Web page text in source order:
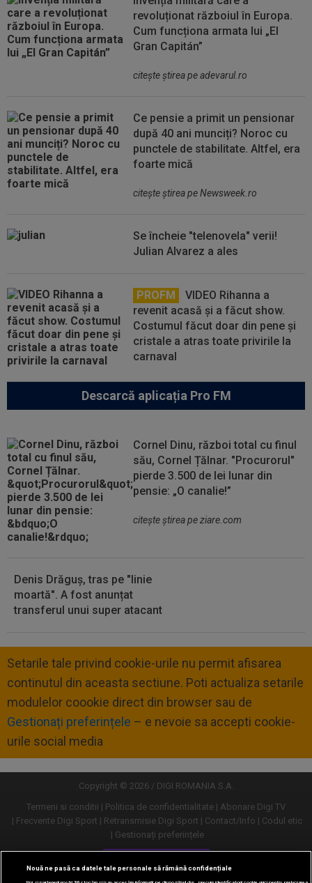
revoluționat războiul în Europa.
Cum funcționa armata lui „El
Gran Capitán”
citeşte ştirea pe adevarul.ro
Ce pensie a primit un pensionar
după 40 ani munciți? Noroc cu
punctele de stabilitate. Altfel, era
foarte mică
citeşte ştirea pe Newsweek.ro
Se încheie "telenovela" verii!
Julian Alvarez a ales
PROFM
VIDEO Rihanna a
revenit acasă și a făcut show.
Costumul făcut doar din pene și
cristale a atras toate privirile la
carnaval
Descarcă aplicația Pro FM
Cornel Dinu, război total cu finul
său, Cornel Țălnar. "Procurorul"
pierde 3.500 de lei lunar din
pensie: „O canalie!”
citeşte ştirea pe ziare.com
Denis Drăguș, tras pe "linie
moartă". A fost anunțat
transferul unui super atacant
Setarile tale privind cookie-urile nu permit afisarea
continutul din aceasta sectiune. Poti actualiza setarile
modulelor coookie direct din browser sau de
Gestionați preferințele – e nevoie sa accepti cookie-
urile social media
Copyright © 2026 / DIGI ROMANIA S.A.
Termeni si conditii
Politica de confidentialitate
Abonare Digi TV
Frecvente Digi Sport
Retransmisie Digi Sport Contact/Info
Codul etic
Gestionați preferințele
Versiune desktop
Nouă ne pasă ca datele tale personale să rămână confidențiale